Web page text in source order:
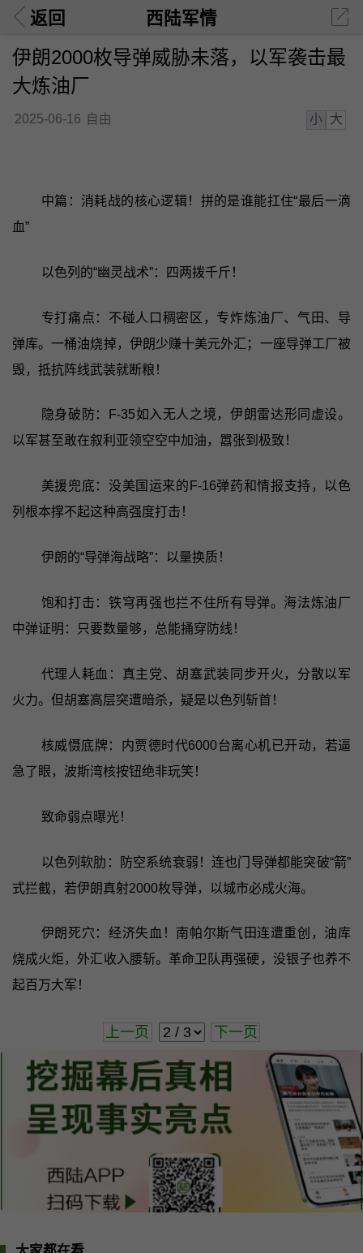
返回 西陆军情
伊朗2000枚导弹威胁未落，以军袭击最
大炼油厂
2025-06-16 自由 小 大
中篇：消耗战的核心逻辑！拼的是谁能扛住“最后一滴
血”
以色列的“幽灵战术”：四两拨千斤！
专打痛点：不碰人口稠密区，专炸炼油厂、气田、导
弹库。一桶油烧掉，伊朗少赚十美元外汇；一座导弹工厂被
毁，抵抗阵线武装就断粮！
隐身破防：F-35如入无人之境，伊朗雷达形同虚设。
以军甚至敢在叙利亚领空空中加油，嚣张到极致！
美援兜底：没美国运来的F-16弹药和情报支持，以色
列根本撑不起这种高强度打击！
伊朗的“导弹海战略”：以量换质！
饱和打击：铁穹再强也拦不住所有导弹。海法炼油厂
中弹证明：只要数量够，总能捅穿防线！
代理人耗血：真主党、胡塞武装同步开火，分散以军
火力。但胡塞高层突遭暗杀，疑是以色列斩首！
核威慑底牌：内贾德时代6000台离心机已开动，若逼
急了眼，波斯湾核按钮绝非玩笑！
致命弱点曝光！
以色列软肋：防空系统衰弱！连也门导弹都能突破“箭”
式拦截，若伊朗真射2000枚导弹，以城市必成火海。
伊朗死穴：经济失血！南帕尔斯气田连遭重创，油库
烧成火炬，外汇收入腰斩。革命卫队再强硬，没银子也养不
起百万大军！
上一页 下一页